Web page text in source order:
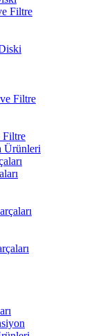
Filtre
Filtre
Filtre
Ürünleri